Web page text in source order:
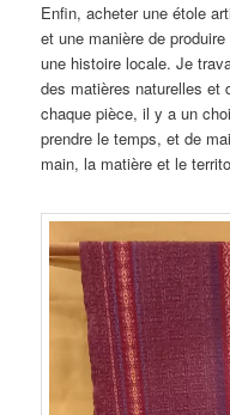
Enfin, acheter une étole
et une manière de
une histoire locale. Je
des matières naturelles et
chaque pièce, il y a un
prendre le temps, et de
main, la matière et le